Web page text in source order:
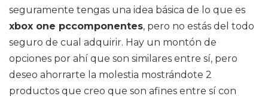
seguramente tengas una idea básica de lo que es
xbox one pccomponentes, pero no estás del todo
seguro de cual adquirir. Hay un montón de
opciones por ahí que son similares entre sí, pero
deseo ahorrarte la molestia mostrándote 2
productos que creo que son afines entre sí con